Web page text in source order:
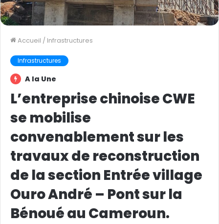
Accueil / Infrastructures
Infrastructures
A la Une
L’entreprise chinoise CWE
se mobilise
convenablement sur les
travaux de reconstruction
de la section Entrée village
Ouro André – Pont sur la
Bénoué au Cameroun.